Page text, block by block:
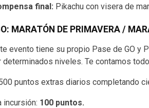
final: Pikachu con visera de
MARATÓN DE PRIMAVERA /
evento tiene su propio Pase de GO y
determinados niveles. Te contamos
puntos extras diarios completando
incursión: 100 puntos.